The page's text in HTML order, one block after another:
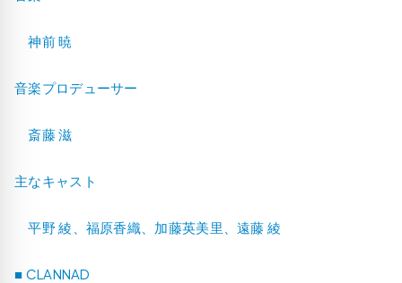
神前 暁
音楽プロデューサー
斎藤 滋
主なキャスト
平野 綾、福原香織、加藤英美里、遠藤 綾
■ CLANNAD